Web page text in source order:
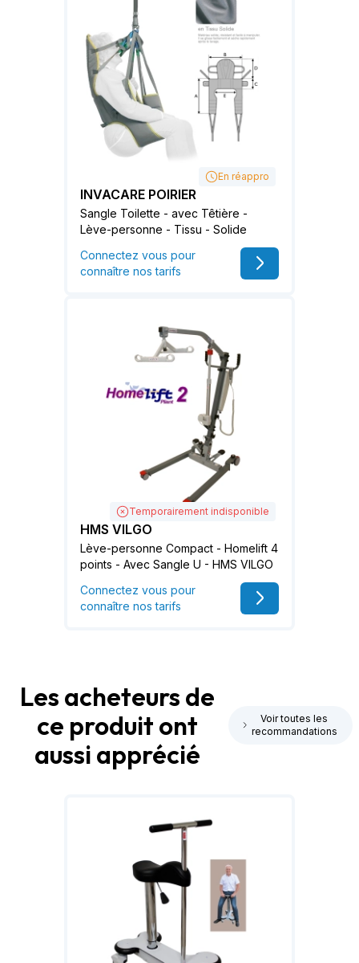
En réappro
INVACARE POIRIER
Sangle Toilette - avec Têtière -
Lève-personne - Tissu - Solide
Connectez vous pour
connaître nos tarifs
Temporairement indisponible
HMS VILGO
Lève-personne Compact - Homelift 4
points - Avec Sangle U - HMS VILGO
Connectez vous pour
connaître nos tarifs
Les acheteurs de
ce produit ont
aussi apprécié
Voir toutes les
recommandations